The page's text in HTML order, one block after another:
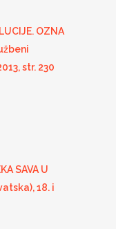
OZNA
str. 230
SAVA U
18. i